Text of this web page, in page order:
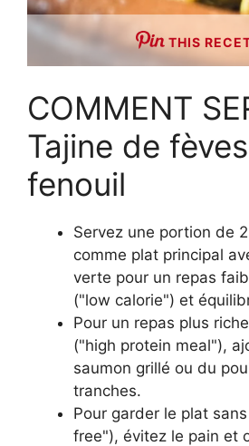
THIS
COMMENT
Tajine de
fenouil
Servez une portion de
comme plat principal
verte pour un repas
("low calorie") et
Pour un repas plus
("high protein meal"),
saumon grillé ou du
tranches.
Pour garder le plat
free"), évitez le pain et